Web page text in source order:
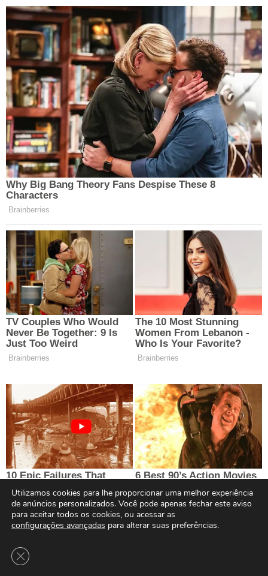
Utilizamos cookies para lhe proporcionar uma melhor experiência
de anúncios personalizados. Você pode apenas fechar este aviso
para aceitar todos os cookies, ou acessar as
configurações avançadas para alterar suas preferências.
Close GDPR Cookie Banner